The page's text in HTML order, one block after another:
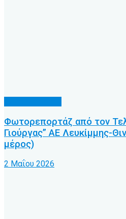
Φωτορεπορτάζ από τον
Γιούργας” ΑΕ Λευκίμμης-
μέρος)
2 Μαΐου 2026